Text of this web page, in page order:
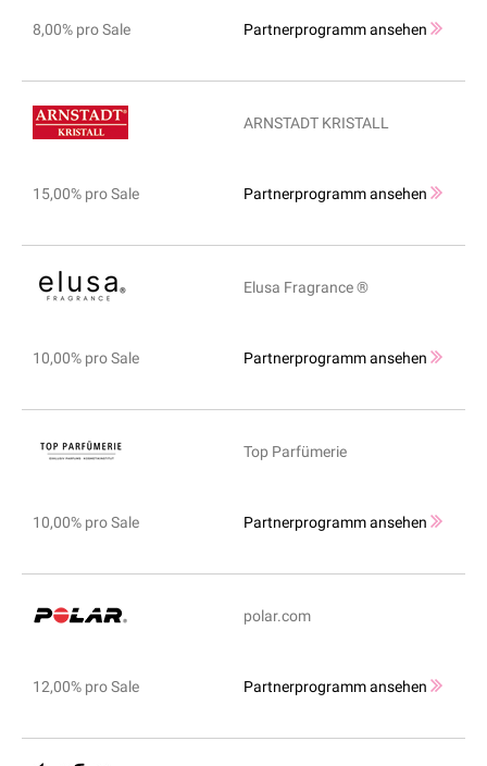
8,00% pro Sale Partnerprogramm ansehen
ARNSTADT KRISTALL
15,00% pro Sale Partnerprogramm ansehen
Elusa Fragrance ®
10,00% pro Sale Partnerprogramm ansehen
Top Parfümerie
10,00% pro Sale Partnerprogramm ansehen
polar.com
12,00% pro Sale Partnerprogramm ansehen